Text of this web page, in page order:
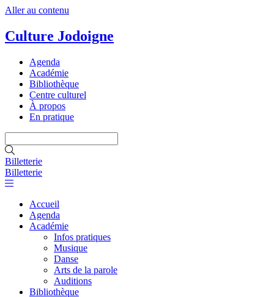
Aller au contenu
Culture Jodoigne
Agenda
Académie
Bibliothèque
Centre culturel
À propos
En pratique
Billetterie
Billetterie
Accueil
Agenda
Académie
Infos pratiques
Musique
Danse
Arts de la parole
Auditions
Bibliothèque